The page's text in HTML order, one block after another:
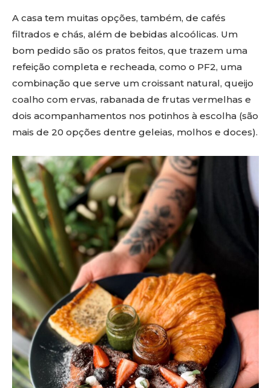
A casa tem muitas opções, também, de cafés
filtrados e chás, além de bebidas alcoólicas. Um
bom pedido são os pratos feitos, que trazem uma
refeição completa e recheada, como o PF2, uma
combinação que serve um croissant natural, queijo
coalho com ervas, rabanada de frutas vermelhas e
dois acompanhamentos nos potinhos à escolha (são
mais de 20 opções dentre geleias, molhos e doces).